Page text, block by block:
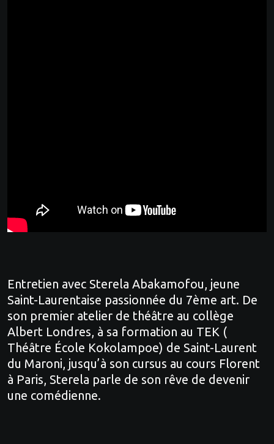
Entretien avec Sterela Abakamofou, jeune
Saint-Laurentaise passionnée du 7ème art. De
son premier atelier de théâtre au collège
Albert Londres, à sa formation au TEK (
Théâtre École Kokolampoe) de Saint-Laurent
du Maroni, jusqu’à son cursus au cours Florent
à Paris, Sterela parle de son rêve de devenir
une comédienne.